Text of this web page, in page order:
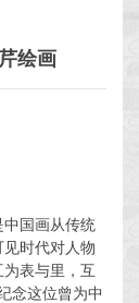
绘画
国画从传统
时代对人物
表与里，互
念这位曾为中